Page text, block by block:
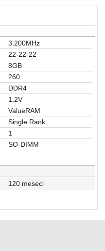
3.200MHz
22-22-22
8GB
260
DDR4
1.2V
ValueRAM
Single Rank
1
SO-DIMM
120 meseci